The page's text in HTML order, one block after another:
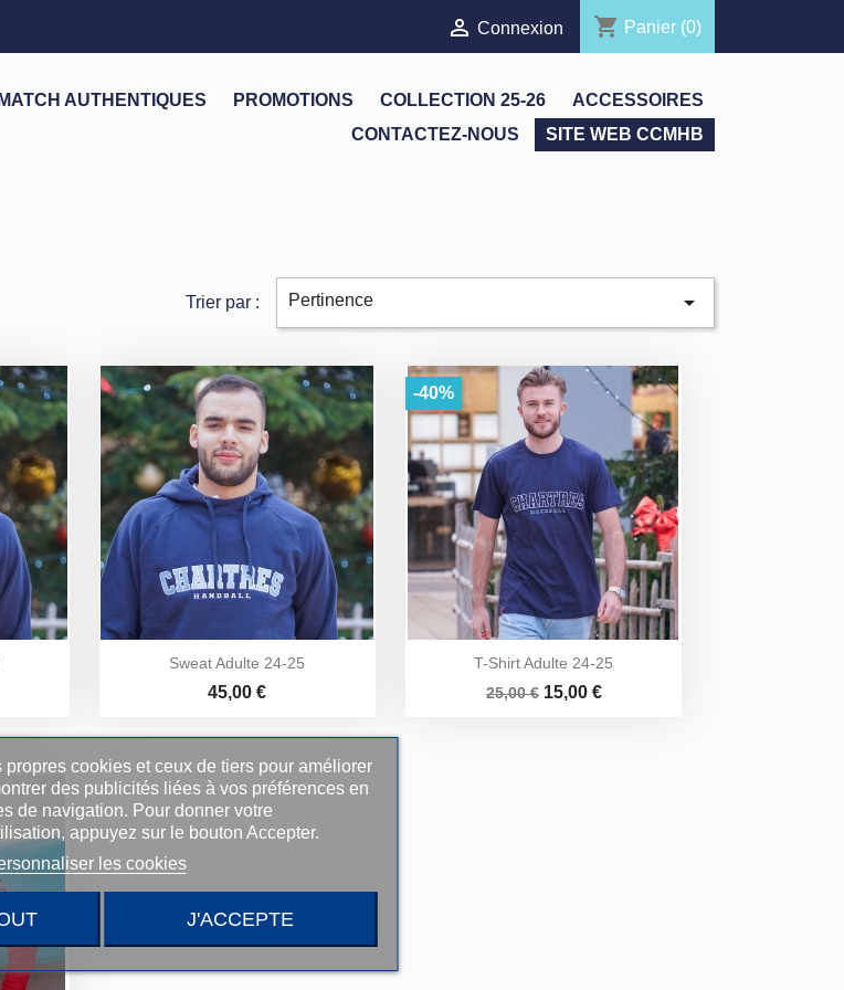
 Connexion shopping_cart Panier (0)
AUTHENTIQUES PROMOTIONS COLLECTION 25-26
ACCESSOIRES
CONTACTEZ-NOUS
SITE WEB CCMHB
Trier par : Pertinence 
Sweat Adulte 24-25
Prix
45,00 €
T-Shirt Adulte 24-25
Prix
25,00 € Prix
15,00 €
-40%
cookies et ceux de tiers pour améliorer
des publicités liées à vos préférences en
de navigation. Pour donner votre
appuyez sur le bouton Accepter.
les cookies
J'ACCEPTE